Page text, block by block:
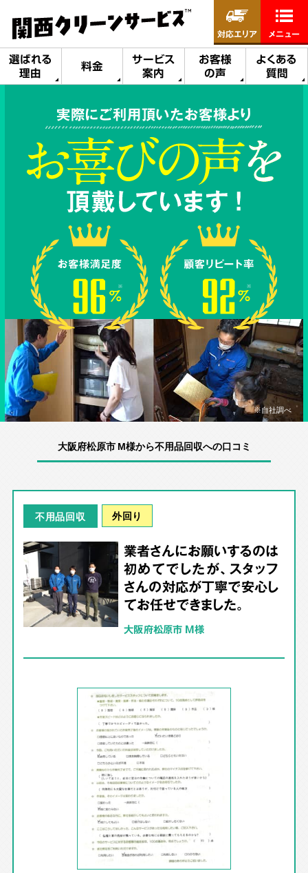
選ばれる
理由
料金
サービス
案内
お客様
の声
よくある
質問
対応エリア メニュー
実際にご利用頂いたお客様より
※自社調べ
大阪府松原市 M様から不用品回収への口コミ
不用品回収 外回り
業者さんにお願いするのは
初めてでしたが、スタッフ
さんの対応が丁寧で安心し
てお任せできました。
大阪府松原市 M様